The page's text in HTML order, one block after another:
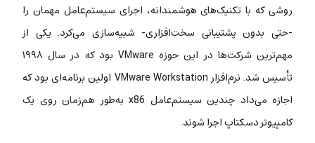
روشی که با تکنیک‌های هوشمندانه، اجرای سیستم‌عامل مهمان را
-حتی بدون پشتیبانی سخت‌افزاری- شبیه‌سازی می‌کرد. یکی از
مهم‌ترین شرکت‌ها در این حوزه VMware بود که در سال ۱۹۹۸
تأسیس شد. نرم‌افزار VMware Workstation اولین برنامه‌ای بود که
اجازه می‌داد چندین سیستم‌عامل x86 به‌طور هم‌زمان روی یک
کامپیوتر دسکتاپ اجرا شوند.